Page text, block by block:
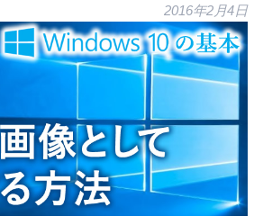
2016年2月4日